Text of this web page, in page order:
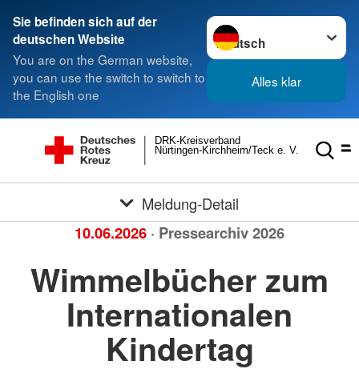
Sie befinden sich auf der
deutschen Website
You are on the German website,
you can use the switch to switch to
the English one
Sprache wechseln zu
Alles klar
Nürtingen-Kirchheim/Teck e. V.
DRK-Kreisverband
Meldung-Detail
10.06.2026 · Pressearchiv 2026
Wimmelbücher zum
Internationalen
Kindertag